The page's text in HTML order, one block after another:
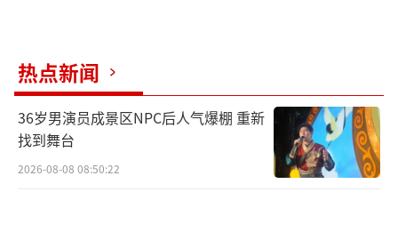
热点新闻
36岁男演员成景区NPC后人气爆棚 重新
找到舞台
2026-08-08 08:50:22